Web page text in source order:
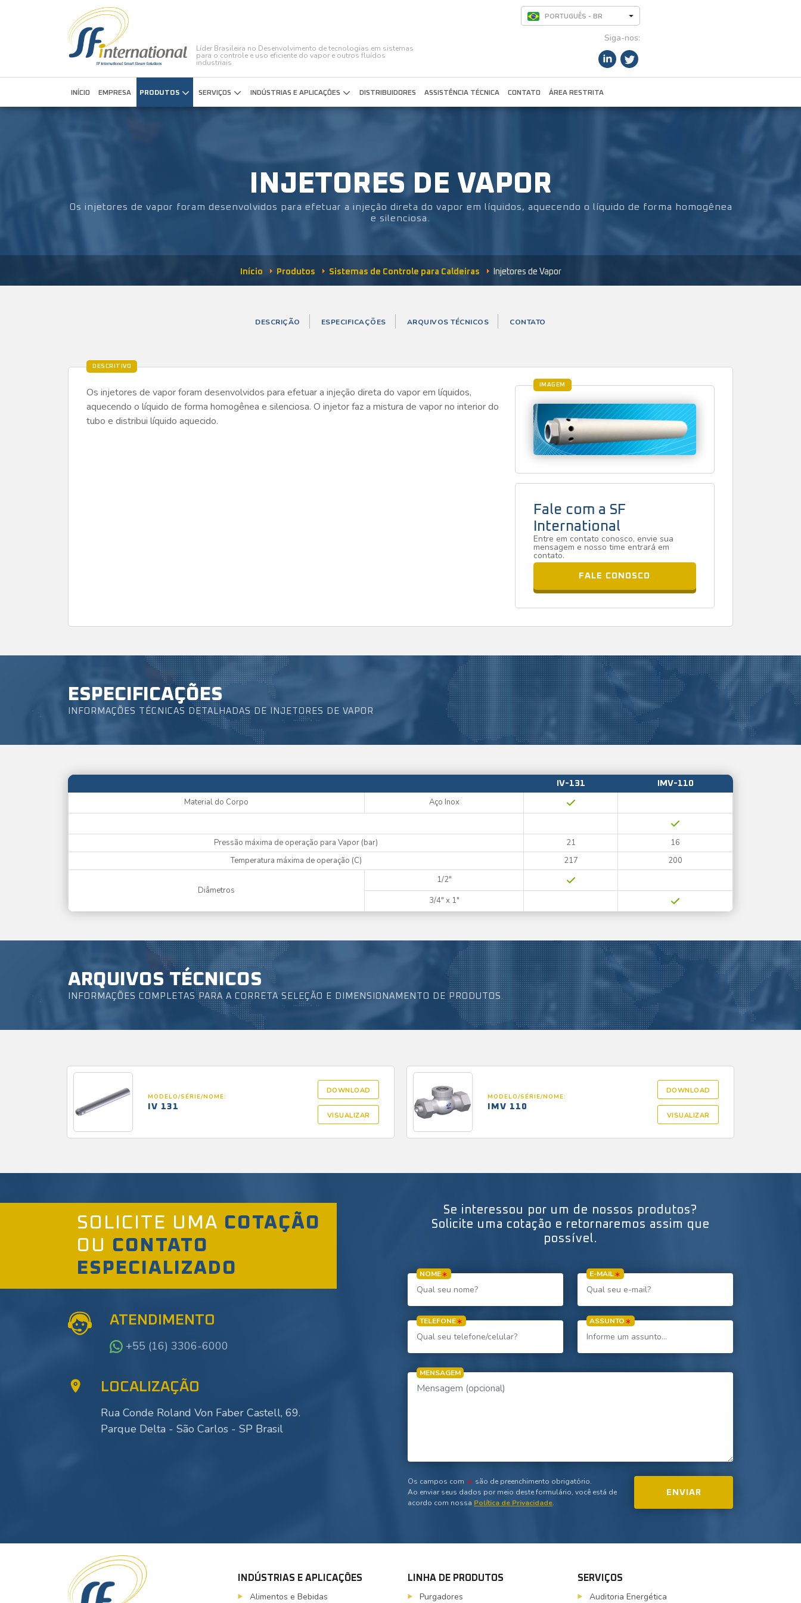
Líder Brasileira no Desenvolvimento de tecnologias em sistemas
para o controle e uso eficiente do vapor e outros fluídos
industriais
PORTUGUÊS - BR
Siga-nos:
INÍCIO EMPRESA PRODUTOS SERVIÇOS INDÚSTRIAS E APLICAÇÕES DISTRIBUIDORES ASSISTÊNCIA TÉCNICA CONTATO ÁREA RESTRITA
INJETORES DE VAPOR
Os injetores de vapor foram desenvolvidos para efetuar a injeção direta do vapor em líquidos, aquecendo o líquido de forma homogênea
e silenciosa.
Início Produtos Sistemas de Controle para Caldeiras Injetores de Vapor
DESCRIÇÃO ESPECIFICAÇÕES ARQUIVOS TÉCNICOS CONTATO
DESCRITIVO
Os injetores de vapor foram desenvolvidos para efetuar a injeção direta do vapor em líquidos,
aquecendo o líquido de forma homogênea e silenciosa. O injetor faz a mistura de vapor no interior do
tubo e distribui líquido aquecido.
IMAGEM
Fale com a SF
International
Entre em contato conosco, envie sua
mensagem e nosso time entrará em
contato.
FALE CONOSCO
ESPECIFICAÇÕES
INFORMAÇÕES TÉCNICAS DETALHADAS DE INJETORES DE VAPOR
IV-131 IMV-110
Material do Corpo Aço Inox
Pressão máxima de operação para Vapor (bar) 21
16
Temperatura máxima de operação (C)
217 200
Diâmetros
1/2"
3/4" x 1"
ARQUIVOS TÉCNICOS
INFORMAÇÕES COMPLETAS PARA A CORRETA SELEÇÃO E DIMENSIONAMENTO DE PRODUTOS.
MODELO/SÉRIE/NOME:
IV 131
DOWNLOAD
VISUALIZAR
MODELO/SÉRIE/NOME:
IMV 110
DOWNLOAD
VISUALIZAR
SOLICITE UMA COTAÇÃO
OU CONTATO
ESPECIALIZADO
ATENDIMENTO
+55 (16) 3306-6000
LOCALIZAÇÃO
Rua Conde Roland Von Faber Castell, 69.
Parque Delta - São Carlos - SP Brasil
Se interessou por um de nossos produtos?
Solicite uma cotação e retornaremos assim que
possível.
NOME E-MAIL
TELEFONE ASSUNTO
MENSAGEM
Os campos com
são de preenchimento obrigatório.
Ao enviar seus dados por meio deste formulário, você está de
acordo com nossa Política de Privacidade.
INDÚSTRIAS E APLICAÇÕES
Alimentos e Bebidas
LINHA DE PRODUTOS
Purgadores
SERVIÇOS
Auditoria Energética